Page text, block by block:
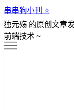
串串狗小刊 ⭐️
独元殇 的原创文章
前端技术 ~